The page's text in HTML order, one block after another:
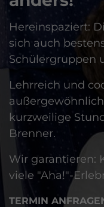
Hereinspaziert:
sich auch
Schülergruppen
Lehrreich und
kurzweilige
Brenner.
Wir garantieren:
viele "Aha!"-
TERMIN